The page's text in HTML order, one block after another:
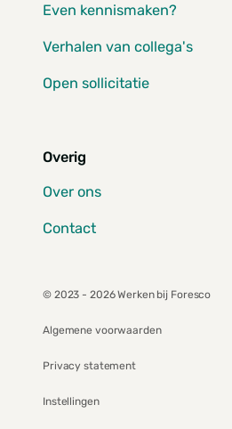
Even kennismaken?
Verhalen van collega's
Open sollicitatie
Overig
Over ons
Contact
© 2023 - 2026 Werken bij Foresco
Algemene voorwaarden
Privacy statement
Instellingen